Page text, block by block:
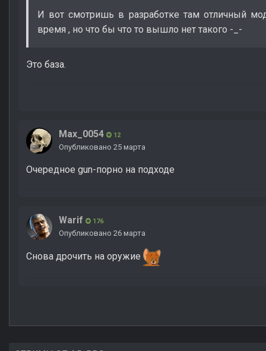
И вот смотришь в разработке там отличный
время , но что бы что то вышло нет такого -_-
Это база.
Max_0054 12
Опубликовано 25 марта
Очередное gun-порно на подходе
Warif 176
Опубликовано 26 марта
Снова дрочить на оружие